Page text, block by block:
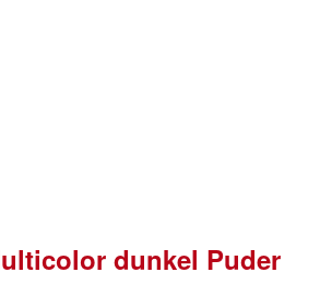
dunkel Puder